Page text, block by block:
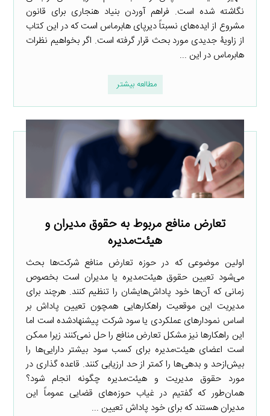
نگاشته شده است. فراهم آوردن بنیاد هنجاری برای قانون
مشروع از ایده‌های نسبتاً دیرپای هابرماس است که در این کتاب
از زاویۀ جدیدی مورد بحث قرار گرفته است. اگر بخواهیم نظرات
هابرماس در این ...
مطالعه بیشتر
تعارض منافع مربوط به حقوق مدیران و
هیئت‌مدیره
اولین موضوعی که در حوزه تعارض منافع شرکت‌ها بحث
می‌شود تعیین حقوق هیئت‌مدیره یا مدیران است بخصوص
زمانی که آن‌ها خود پاداش‌هایشان را تنظیم کنند. هرچند برای
مدیریت این موقعیت راهکارهایی همچون تعیین پاداش بر
اساس نمودارهای عملکردی یا سود شرکت پیشنهادشده است اما
این راهکارها نیز مشکل تعارض منافع را حل نمی‌کنند زیرا ممکن
است اعضای هیئت‌مدیره برای کسب سود بیشتر دارایی‌ها را
بیش‌ازحد و بدهی‌ها را کمتر از حد ارزیابی کنند. قاعده گذاری در
مورد حقوق مدیریت و هیئت‌مدیره چگونه انجام شود؟
همان‌طور که گفتیم در غیاب حوزه‌های قضایی عموماً این
مدیران هستند که برای خود پاداش تعیین ...